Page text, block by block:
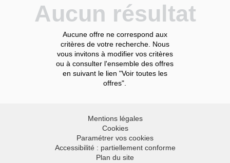
Aucun résultat
Aucune offre ne correspond aux
critères de votre recherche. Nous
vous invitons à modifier vos critères
ou à consulter l'ensemble des offres
en suivant le lien "Voir toutes les
offres".
Mentions légales
Cookies
Paramétrer vos cookies
Accessibilité : partiellement conforme
Plan du site